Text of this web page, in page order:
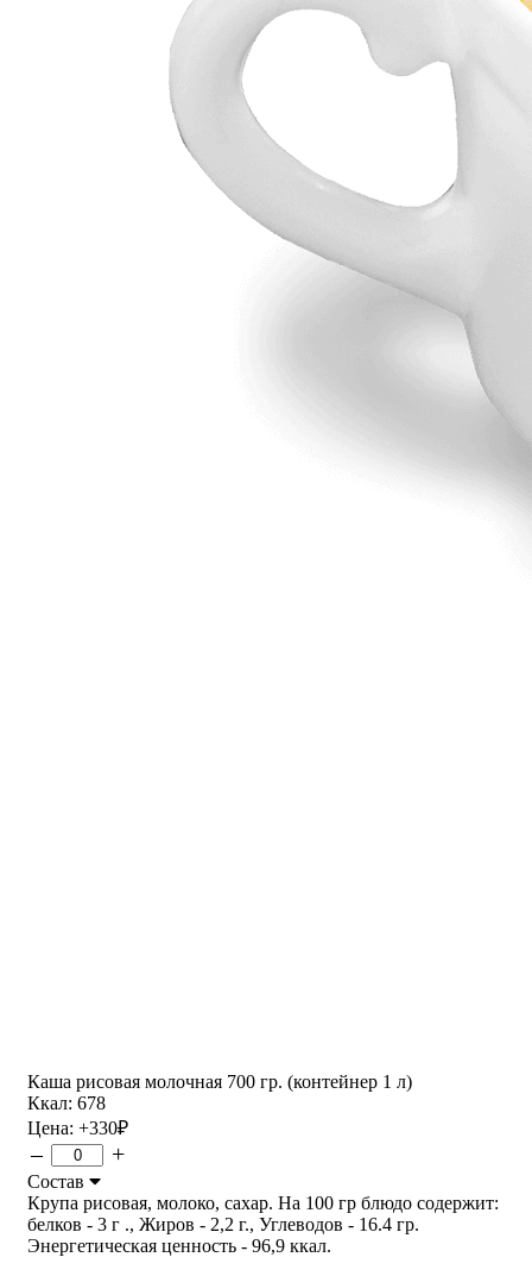
Каша рисовая молочная 700 гр. (контейнер 1 л)
Ккал: 678
Цена: +330₽
– +
Состав
Крупа рисовая, молоко, сахар. На 100 гр блюдо содержит:
белков - 3 г ., Жиров - 2,2 г., Углеводов - 16.4 гр.
Энергетическая ценность - 96,9 ккал.